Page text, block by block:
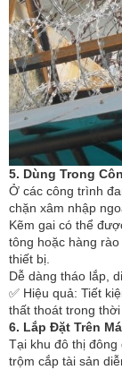
5. Dùng Trong
Ở các công trình
chặn xâm nhập
Kẽm gai có thể
tông hoặc hàng
thiết bị.
Dễ dàng tháo lắp,
✅ Hiệu quả: Tiết
thất thoát trong thời
6. Lắp Đặt Trên
Tại khu đô thị
trộm cắp tài sản